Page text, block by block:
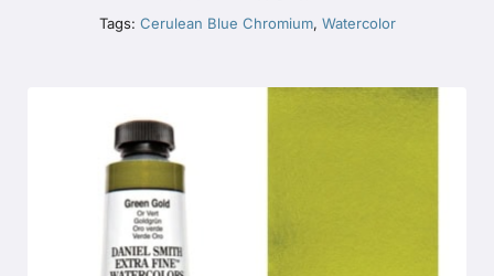
Tags: Cerulean Blue Chromium, Watercolor